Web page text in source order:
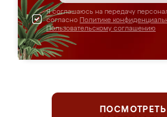
Я соглашаюсь на передачу
согласно Политике
Пользовательскому соглашению
ПОСМОТРЕТЬ